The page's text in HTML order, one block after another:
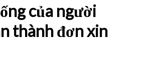
của người
thành đơn xin